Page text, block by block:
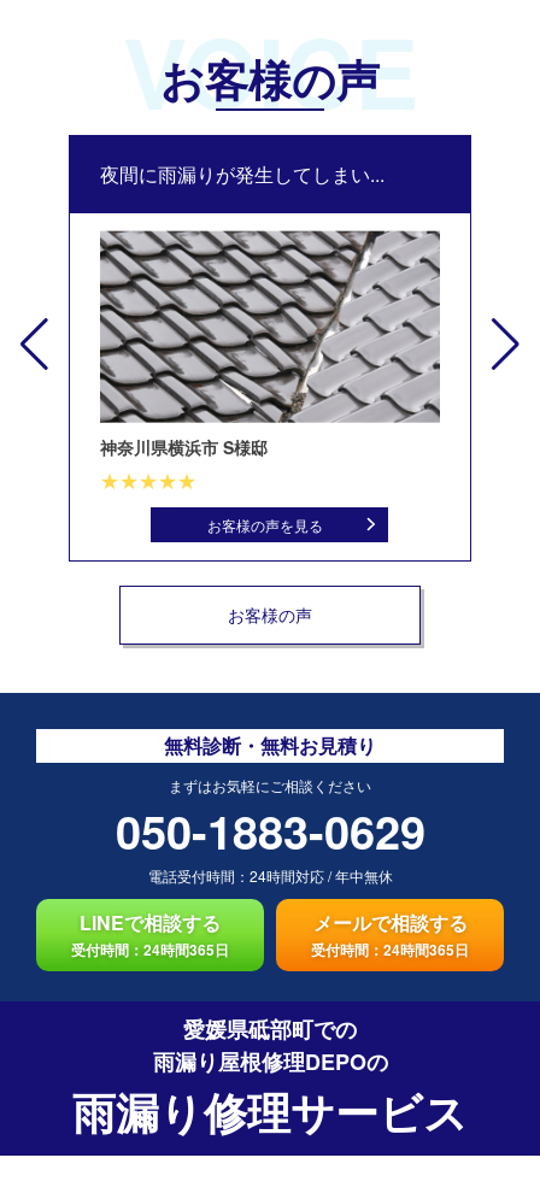
VOICE
お客様の声
夜間に雨漏りが発生してしまい...
神奈川県横浜市 S様邸
お客様の声を見る
お客様の声
無料診断・無料お見積り
まずはお気軽にご相談ください
050-1883-0629
電話受付時間： 24時間対応/年中無休
LINEで相談する
受付時間：24時間365日
メールで相談する
受付時間：24時間365日
愛媛県砥部町での
雨漏り屋根修理DEPOの
雨漏り修理サービス